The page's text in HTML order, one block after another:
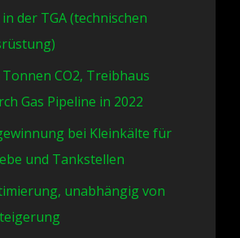
der TGA (technischen
CO2, Treibhaus
Gas Pipeline in 2022
bei Kleinkälte für
und Tankstellen
unabhängig von